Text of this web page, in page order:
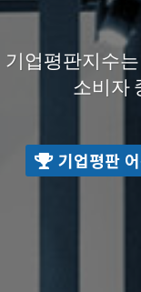
기업평판지수
소비자
기업평판
기업평판지수
소비자